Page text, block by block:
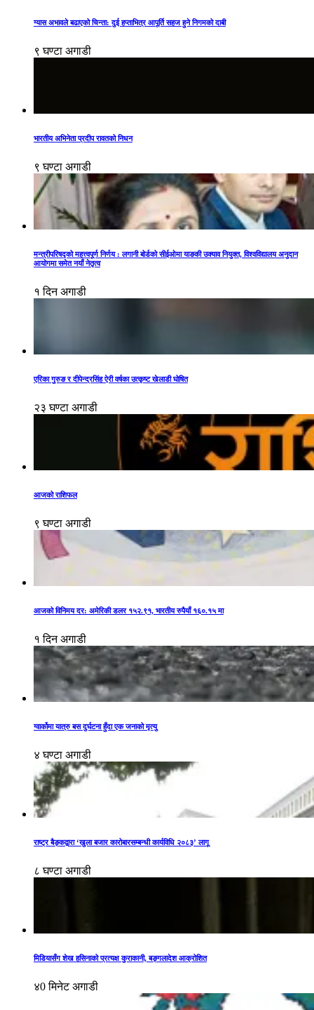
ग्यास अभावले बढाएको चिन्ता: दुई हप्ताभित्र आपूर्ति सहज हुने निगमको दाबी
९ घण्टा अगाडी
भारतीय अभिनेता प्रदीप रावतको निधन
९ घण्टा अगाडी
मन्त्रीपरिषद्को महत्त्वपूर्ण निर्णय : लगानी बोर्डको सीईओमा याङकी उक्याव नियुक्त, विश्वविद्यालय अनुदान
आयोगमा समेत नयाँ नेतृत्व
१ दिन अगाडी
एरिका गुरुङ र दीपेन्द्रसिंह ऐरी वर्षका उत्कृष्ट खेलाडी घोषित
२३ घण्टा अगाडी
आजको राशिफल
९ घण्टा अगाडी
आजको विनिमय दर: अमेरिकी डलर १५२.९१, भारतीय रुपैयाँ १६०.१५ मा
१ दिन अगाडी
ग्वार्कोमा यात्रु बस दुर्घटना हुँदा एक जनाको मृत्यु
४ घण्टा अगाडी
राष्ट्र बैङ्कद्वारा ‘खुला बजार कारोबारसम्बन्धी कार्यविधि २०८३’ लागू
८ घण्टा अगाडी
मिडियासँग शेख हसिनाको प्रत्यक्ष कुराकानी, बङ्गलादेश आक्रोशित
४0 मिनेट अगाडी